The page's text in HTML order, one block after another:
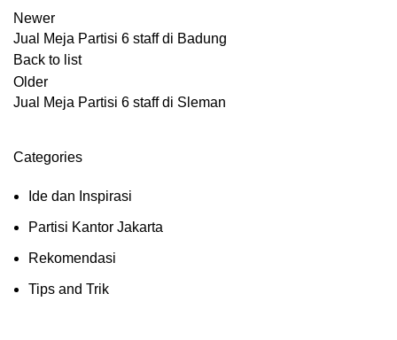
Newer
Jual Meja Partisi 6 staff di Badung
Back to list
Older
Jual Meja Partisi 6 staff di Sleman
Categories
Ide dan Inspirasi
Partisi Kantor Jakarta
Rekomendasi
Tips and Trik